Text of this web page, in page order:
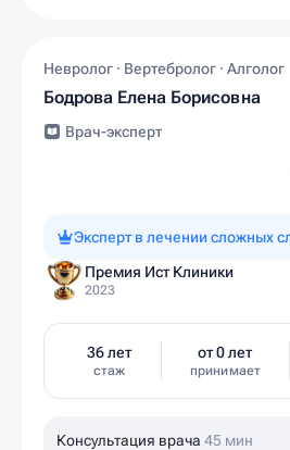
Невролог · Вертебролог · Алголог
Бодрова Елена Борисовна
Врач-эксперт
Эксперт в лечении сложных
Премия Ист Клиники
2023
36 лет
стаж
от 0 лет
принимает
Консультация врача 45 мин